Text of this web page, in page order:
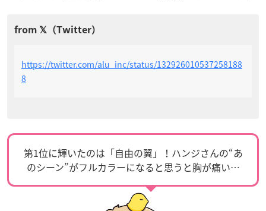
https://twitter.com/alu_inc/status/132926010537258188
8
第1位に輝いたのは「自由の翼」！ハンジさんの“あ
のシーン”がフルカラーになると思うと胸が痛い…